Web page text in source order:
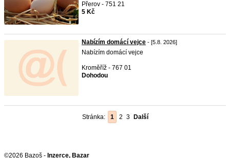
Přerov - 751 21
5 Kč
Nabízím domácí vejce - [5.8. 2026]
Nabízím domácí vejce
Kroměříž - 767 01
Dohodou
Stránka: 1 2 3 Další
©2026 Bazoš - Inzerce, Bazar